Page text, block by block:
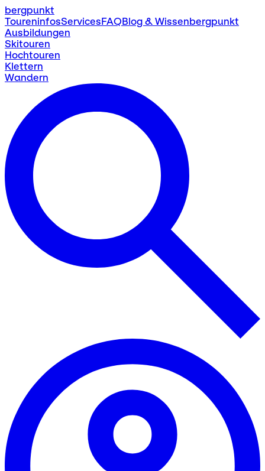
bergpunkt
ToureninfosServicesFAQBlog & Wissenbergpunkt
Ausbildungen
Skitouren
Hochtouren
Klettern
Wandern